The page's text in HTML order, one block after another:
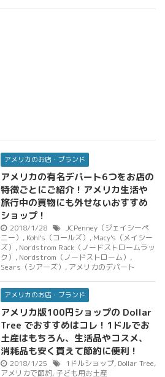
アメリカのお店・ブランド
アメリカの有名デパート6つをお店の
特徴ごとにご紹介！アメリカ生活や
旅行中の買物にも外せないおすすめ
ショップ！
2018/1/28
JCPenney（ジェイシーペ
ニー） , Kohl's（コールズ） , Macy's（メイシー
ズ） , Nordstrom Rack（ノードストロームラッ
ク） , Nordstrom（ノードストローム） ,
Sears（シアーズ） , アメリカのデパート
アメリカのお店・ブランド
アメリカ版100円ショップの Dollar
Tree でおすすめはコレ！1ドルでお
土産はもちろん、生活品やコスメ、
消耗品も安く買えて節約に便利！
2018/1/25 1ドルショップ, Dollar Tree,
アメリカで節約, 子ども用お土産